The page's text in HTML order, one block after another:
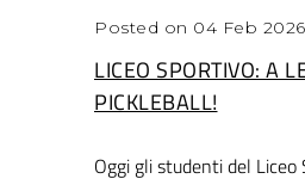
Posted on 04 Feb 2026
LICEO SPORTIVO: A
PICKLEBALL!
Oggi gli studenti del Liceo